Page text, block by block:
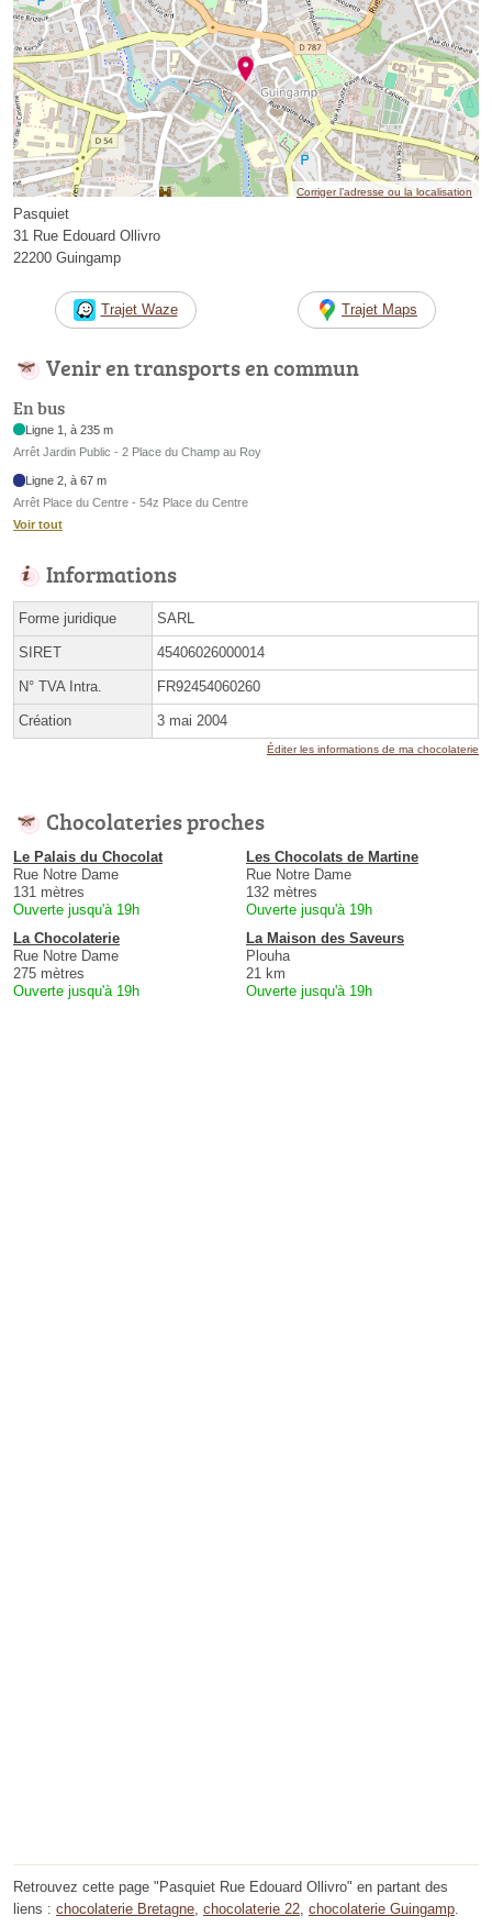
Corriger l’adresse ou la localisation
Pasquiet
31 Rue Edouard Ollivro
22200 Guingamp
Trajet Waze Trajet Maps
Venir en transports en commun
En bus
Ligne 1, à 235 m
Arrêt Jardin Public - 2 Place du Champ au Roy
Ligne 2, à 67 m
Arrêt Place du Centre - 54z Place du Centre
Voir tout
Informations
Forme juridique SARL
SIRET 45406026000014
N° TVA Intra. FR92454060260
Création 3 mai 2004
Éditer les informations de ma chocolaterie
Chocolateries proches
Le Palais du Chocolat
Rue Notre Dame
131 mètres
Ouverte jusqu'à 19h
Les Chocolats de Martine
Rue Notre Dame
132 mètres
Ouverte jusqu'à 19h
La Chocolaterie
Rue Notre Dame
275 mètres
Ouverte jusqu'à 19h
La Maison des Saveurs
Plouha
21 km
Ouverte jusqu'à 19h
Retrouvez cette page "Pasquiet Rue Edouard Ollivro" en partant des
liens : chocolaterie Bretagne, chocolaterie 22, chocolaterie Guingamp.